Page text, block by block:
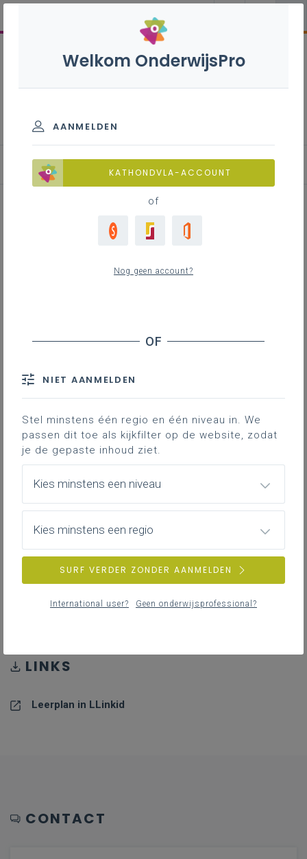
Leerplan
Hieronder vind je de definitieve en
volledig afgewerkte versie van het
leerplan in Word; enkel deze versie
is geldig voor de volledige 2de en
3de graad vanaf 1 september 2024.
DOWNLOADS
WORD 356KB
LINKS
Leerplan in LLinkid
CONTACT
Welkom OnderwijsPro
AANMELDEN
KATHONDVLA-ACCOUNT
of
Nog geen account?
NIET AANMELDEN
Stel minstens één regio en één niveau in. We
passen dit toe als kijkfilter op de website, zodat
je de gepaste inhoud ziet.
Kies minstens een niveau
Kies minstens een regio
SURF VERDER ZONDER AANMELDEN
International user? Geen onderwijsprofessional?